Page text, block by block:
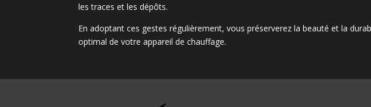
les traces et les dépôts.
En adoptant ces gestes régulièrement, vous préserverez la beauté et la
optimal de votre appareil de chauffage.